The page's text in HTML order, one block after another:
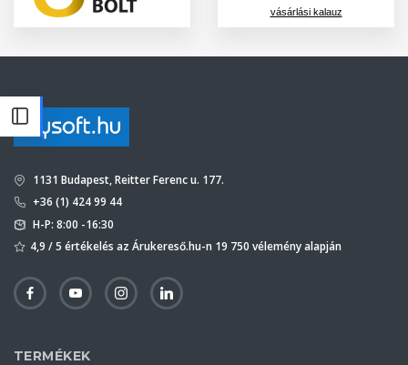
vásárlási kalauz
1131 Budapest, Reitter Ferenc u. 177.
+36 (1) 424 99 44
H-P: 8:00 -16:30
4,9 / 5 értékelés az Árukereső.hu-n 19 750 vélemény alapján
TERMÉKEK